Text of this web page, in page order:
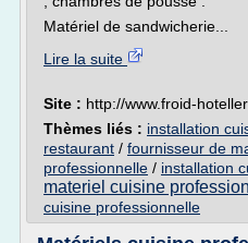
Matériel de sandwicherie...
Lire la suite
Site : http://www.froid-
Thèmes liés : installation
restaurant / fournisseur de
professionnelle / installation
materiel cuisine
cuisine professionnelle